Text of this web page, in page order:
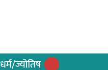
धर्म/ज्योतिष